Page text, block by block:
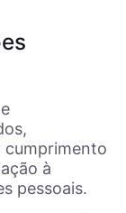
cumprimento
à
pessoais.